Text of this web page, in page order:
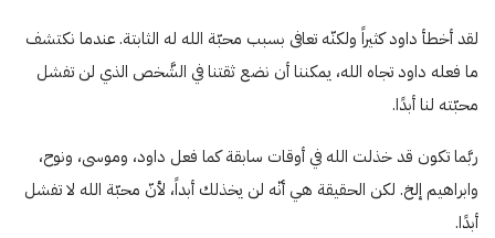
لقد أخطأ داود كثيراً ولكنّه تعافى بسبب محبّة الله له الثابتة. عندما نكتشف
ما فعله داود تجاه الله، يمكننا أن نضع ثقتنا في الشَّخص الذي لن تفشل
محبّته لنا أبدًا.
ربَّما تكون قد خذلت الله في أوقات سابقة كما فعل داود، وموسى، ونوح،
وابراهيم إلخ. لكن الحقيقة هي أنّه لن يخذلك أبداً، لأنّ محبّة الله لا تفشل
أبدًا.